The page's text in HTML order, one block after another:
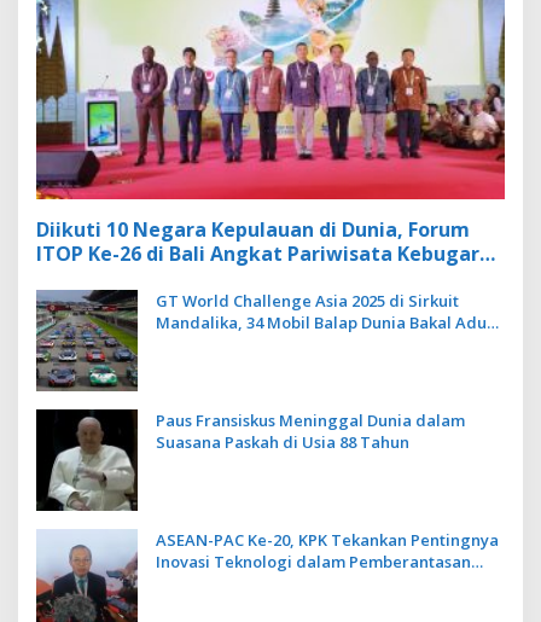
Diikuti 10 Negara Kepulauan di Dunia, Forum
ITOP Ke-26 di Bali Angkat Pariwisata Kebugaran
GT World Challenge Asia 2025 di Sirkuit
Mandalika, 34 Mobil Balap Dunia Bakal Adu
Paus Fransiskus Meninggal Dunia dalam
Suasana Paskah di Usia 88 Tahun
ASEAN-PAC Ke-20, KPK Tekankan Pentingnya
Inovasi Teknologi dalam Pemberantasan